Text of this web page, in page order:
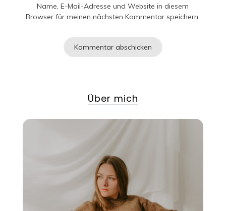
Name, E-Mail-Adresse und Website in diesem
Browser für meinen nächsten Kommentar speichern.
Über mich